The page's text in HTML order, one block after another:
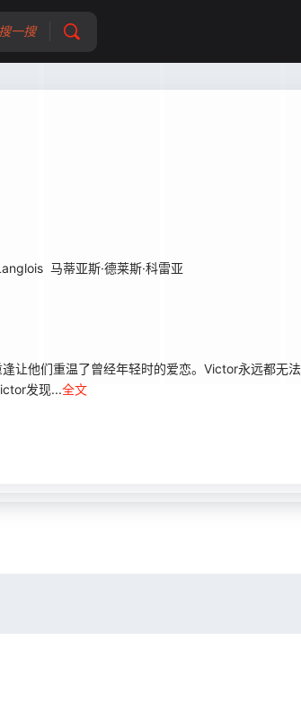
搜一搜
马蒂亚斯·德莱斯·科雷亚
让他们重温了曾经年轻时的爱恋。Victor永远都无
发现...全文